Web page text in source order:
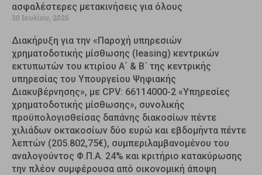
ασφαλέστερες μετακινήσεις για όλους
30 Ιουλίου, 2026
Διακήρυξη για την «Παροχή υπηρεσιών
χρηματοδοτικής μίσθωσης (leasing) κεντρικών
εκτυπωτών του κτιρίου Α΄ & Β΄ της κεντρικής
υπηρεσίας του Υπουργείου Ψηφιακής
Διακυβέρνησης», με CPV: 66114000-2 «Υπηρεσίες
χρηματοδοτικής μίσθωσης», συνολικής
προϋπολογισθείσας δαπάνης διακοσίων πέντε
χιλιάδων οκτακοσίων δύο ευρώ και εβδομήντα πέντε
λεπτών (205.802,75€), συμπεριλαμβανομένου του
αναλογούντος Φ.Π.Α. 24% και κριτήριο κατακύρωσης
την πλέον συμφέρουσα από οικονομική άποψη